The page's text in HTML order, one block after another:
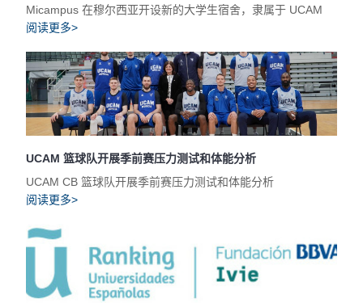
Micampus 在穆尔西亚开设新的大学生宿舍，隶属于 UCAM
阅读更多>
UCAM 篮球队开展季前赛压力测试和体能分析
UCAM CB 篮球队开展季前赛压力测试和体能分析
阅读更多>